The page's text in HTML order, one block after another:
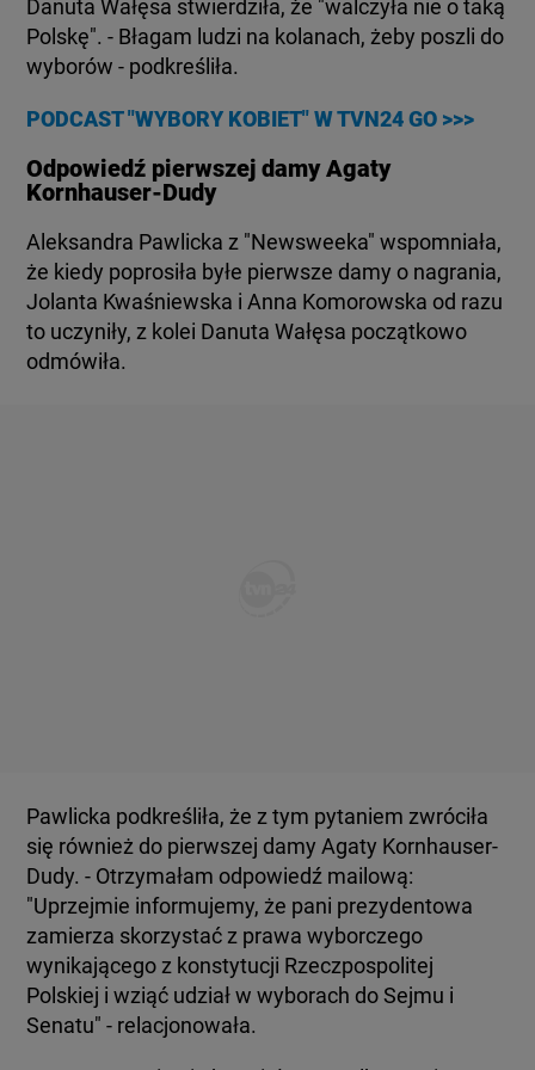
Danuta Wałęsa stwierdziła, że "walczyła nie o taką
Polskę". - Błagam ludzi na kolanach, żeby poszli do
wyborów - podkreśliła.
PODCAST "WYBORY KOBIET" W TVN24 GO >>>
Odpowiedź pierwszej damy Agaty
Kornhauser-Dudy
Aleksandra Pawlicka z "Newsweeka" wspomniała,
że kiedy poprosiła byłe pierwsze damy o nagrania,
Jolanta Kwaśniewska i Anna Komorowska od razu
to uczyniły, z kolei Danuta Wałęsa początkowo
odmówiła.
Pawlicka podkreśliła, że z tym pytaniem zwróciła
się również do pierwszej damy Agaty Kornhauser-
Dudy. - Otrzymałam odpowiedź mailową:
"Uprzejmie informujemy, że pani prezydentowa
zamierza skorzystać z prawa wyborczego
wynikającego z konstytucji Rzeczpospolitej
Polskiej i wziąć udział w wyborach do Sejmu i
Senatu" - relacjonowała.